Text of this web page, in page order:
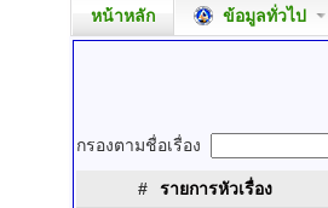
หน้าหลัก ข้อมูลทั่วไป
กรองตามชื่อเรื่อง
# รายการหัวเรื่อง